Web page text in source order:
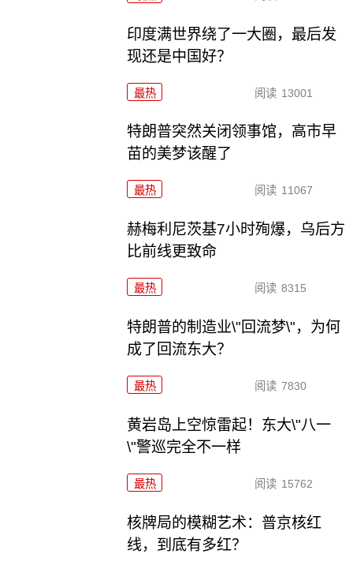
印度满世界绕了一大圈，最后发
现还是中国好？
最热 阅读 13001
特朗普突然关闭领事馆，高市早
苗的美梦该醒了
最热 阅读 11067
赫梅利尼茨基7小时殉爆，乌后方
比前线更致命
最热 阅读 8315
特朗普的制造业\"回流梦\"，为何
成了回流东大？
最热 阅读 7830
黄岩岛上空惊雷起！东大\"八一
\"警巡完全不一样
最热 阅读 15762
核牌局的模糊艺术：普京核红
线，到底有多红？